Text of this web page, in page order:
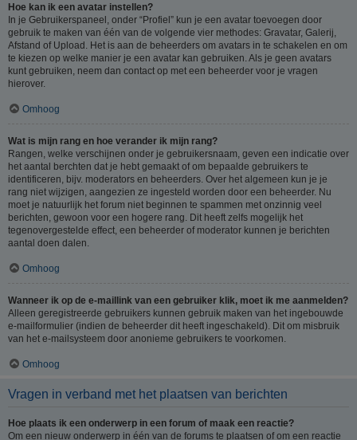
Hoe kan ik een avatar instellen?
In je Gebruikerspaneel, onder “Profiel” kun je een avatar toevoegen door
gebruik te maken van één van de volgende vier methodes: Gravatar, Galerij,
Afstand of Upload. Het is aan de beheerders om avatars in te schakelen en om
te kiezen op welke manier je een avatar kan gebruiken. Als je geen avatars
kunt gebruiken, neem dan contact op met een beheerder voor je vragen
hierover.
Omhoog
Wat is mijn rang en hoe verander ik mijn rang?
Rangen, welke verschijnen onder je gebruikersnaam, geven een indicatie over
het aantal berchten dat je hebt gemaakt of om bepaalde gebruikers te
identificeren, bijv. moderators en beheerders. Over het algemeen kun je je
rang niet wijzigen, aangezien ze ingesteld worden door een beheerder. Nu
moet je natuurlijk het forum niet beginnen te spammen met onzinnig veel
berichten, gewoon voor een hogere rang. Dit heeft zelfs mogelijk het
tegenovergestelde effect, een beheerder of moderator kunnen je berichten
aantal doen dalen.
Omhoog
Wanneer ik op de e-maillink van een gebruiker klik, moet ik me aanmelden?
Alleen geregistreerde gebruikers kunnen gebruik maken van het ingebouwde
e-mailformulier (indien de beheerder dit heeft ingeschakeld). Dit om misbruik
van het e-mailsysteem door anonieme gebruikers te voorkomen.
Omhoog
Vragen in verband met het plaatsen van berichten
Hoe plaats ik een onderwerp in een forum of maak een reactie?
Om een nieuw onderwerp in één van de forums te plaatsen of om een reactie